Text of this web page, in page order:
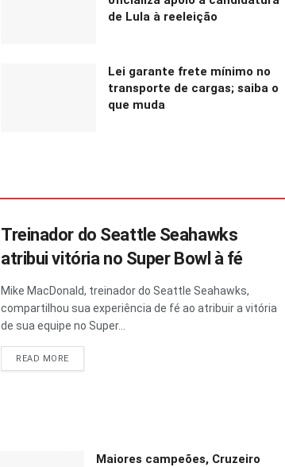
de Lula à reeleição
Lei garante frete mínimo no
transporte de cargas; saiba o
que muda
Treinador do Seattle Seahawks
atribui vitória no Super Bowl à fé
Mike MacDonald, treinador do Seattle Seahawks,
compartilhou sua experiência de fé ao atribuir a vitória
de sua equipe no Super...
READ MORE
Maiores campeões, Cruzeiro